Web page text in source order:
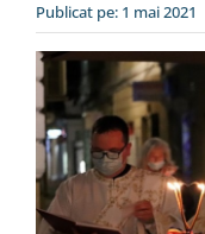
Special
Publicat pe: 1 mai 2021